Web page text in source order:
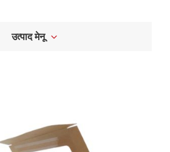
उत्पाद मेनू